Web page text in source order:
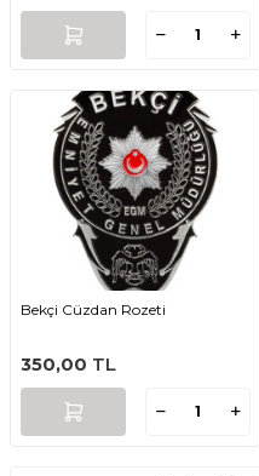
Bekçi Cüzdan Rozeti
350,00 TL